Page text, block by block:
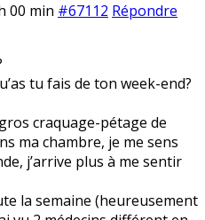
00 min #67112 Répondre
tu fais de ton week-end?
craquage-pétage de
ma chambre, je me sens
j’arrive plus à me sentir
la semaine (heureusement